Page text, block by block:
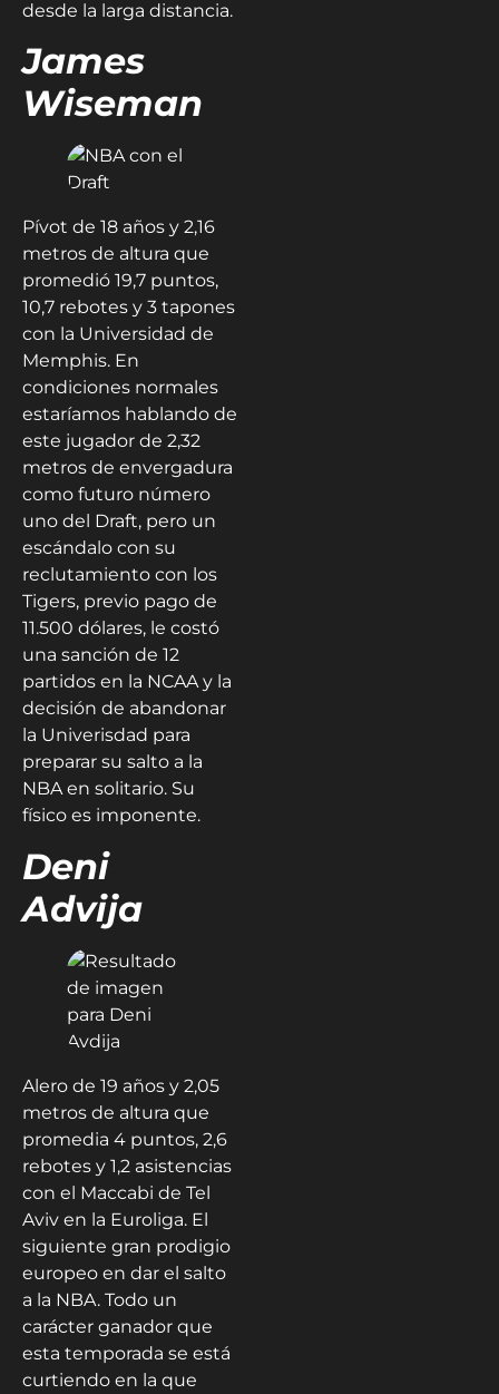
desde la larga distancia.
James
Wiseman
Pívot de 18 años y 2,16
metros de altura que
promedió 19,7 puntos,
10,7 rebotes y 3 tapones
con la Universidad de
Memphis. En
condiciones normales
estaríamos hablando de
este jugador de 2,32
metros de envergadura
como futuro número
uno del Draft, pero un
escándalo con su
reclutamiento con los
Tigers, previo pago de
11.500 dólares, le costó
una sanción de 12
partidos en la NCAA y la
decisión de abandonar
la Univerisdad para
preparar su salto a la
NBA en solitario. Su
físico es imponente.
Deni
Advija
Alero de 19 años y 2,05
metros de altura que
promedia 4 puntos, 2,6
rebotes y 1,2 asistencias
con el Maccabi de Tel
Aviv en la Euroliga. El
siguiente gran prodigio
europeo en dar el salto
a la NBA. Todo un
carácter ganador que
esta temporada se está
curtiendo en la que